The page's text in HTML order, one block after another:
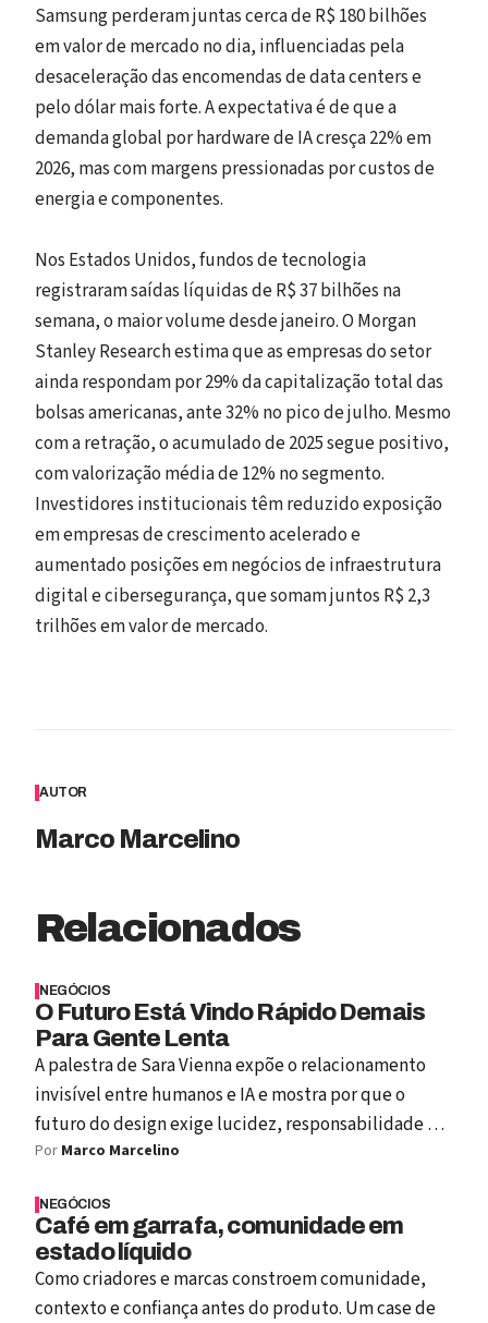
Samsung perderam juntas cerca de R$ 180 bilhões
em valor de mercado no dia, influenciadas pela
desaceleração das encomendas de data centers e
pelo dólar mais forte. A expectativa é de que a
demanda global por hardware de IA cresça 22% em
2026, mas com margens pressionadas por custos de
energia e componentes.
Nos Estados Unidos, fundos de tecnologia
registraram saídas líquidas de R$ 37 bilhões na
semana, o maior volume desde janeiro. O Morgan
Stanley Research estima que as empresas do setor
ainda respondam por 29% da capitalização total das
bolsas americanas, ante 32% no pico de julho. Mesmo
com a retração, o acumulado de 2025 segue positivo,
com valorização média de 12% no segmento.
Investidores institucionais têm reduzido exposição
em empresas de crescimento acelerado e
aumentado posições em negócios de infraestrutura
digital e cibersegurança, que somam juntos R$ 2,3
trilhões em valor de mercado.
AUTOR
Marco Marcelino
Relacionados
NEGÓCIOS
O Futuro Está Vindo Rápido Demais
Para Gente Lenta
A palestra de Sara Vienna expõe o relacionamento
invisível entre humanos e IA e mostra por que o
futuro do design exige lucidez, responsabilidade e
valor real.
Por Marco Marcelino
NEGÓCIOS
Café em garrafa, comunidade em
estado líquido
Como criadores e marcas constroem comunidade,
contexto e confiança antes do produto. Um case de